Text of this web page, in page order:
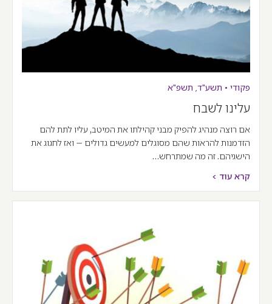
פקודי • תשע"ד, תשפ"א
עלינו לשבח
אם רוצה מנהיג להפיק מבני קהילתו את המיטב, עליו לתת להם
הזדמנות להראות שהם מסוגלים למעשים גדולים – ואז לחגוג את
הישגיהם. זה מה שמתרחש…
קרא עוד >